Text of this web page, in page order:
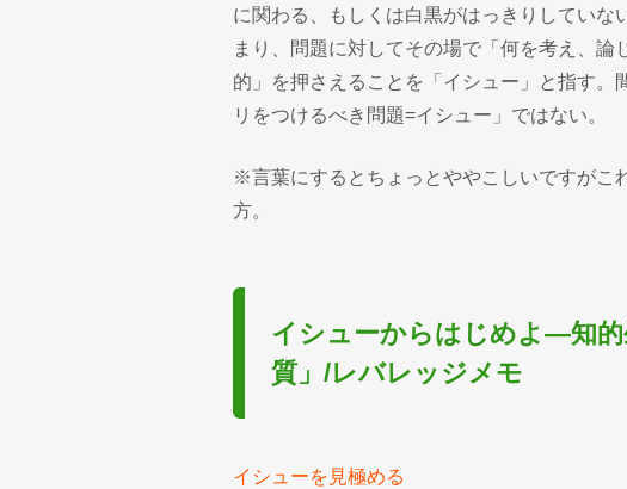
に関わる、もしくは白黒がはっきりしていな
まり、問題に対してその場で「何を考え、論
的」を押さえることを「イシュー」と指す。
リをつけるべき問題=イシュー」ではない。
※言葉にするとちょっとややこしいですがこ
方。
イシューからはじめよ―知
質」/レバレッジメモ
イシューを見極める